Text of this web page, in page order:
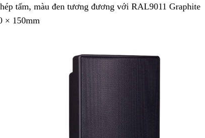
tấm, màu đen tương đương với RAL9011 Graphite
× 150mm